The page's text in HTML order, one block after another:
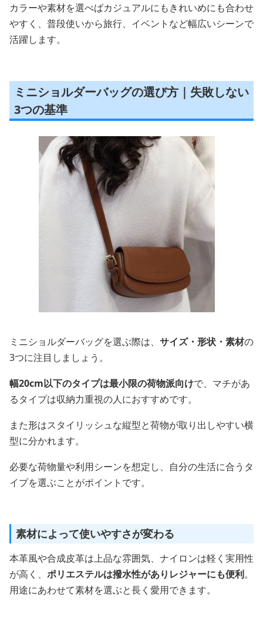
カラーや素材を選べばカジュアルにもきれいめにも合わせ
やすく、普段使いから旅行、イベントなど幅広いシーンで
活躍します。
ミニショルダーバッグの選び方｜失敗しない
3つの基準
ミニショルダーバッグを選ぶ際は、 サイズ・形状・素材の
3つに注目しましょう。
幅20cm以下のタイプは最小限の荷物派向けで、マチがあ
るタイプは収納力重視の人におすすめです。
また形はスタイリッシュな縦型と荷物が取り出しやすい横
型に分かれます。
必要な荷物量や利用シーンを想定し、自分の生活に合うタ
イプを選ぶことがポイントです。
素材によって使いやすさが変わる
本革風や合成皮革は上品な雰囲気、ナイロンは軽く実用性
が高く、 ポリエステルは撥水性がありレジャーにも便利。
用途にあわせて素材を選ぶと長く愛用できます。